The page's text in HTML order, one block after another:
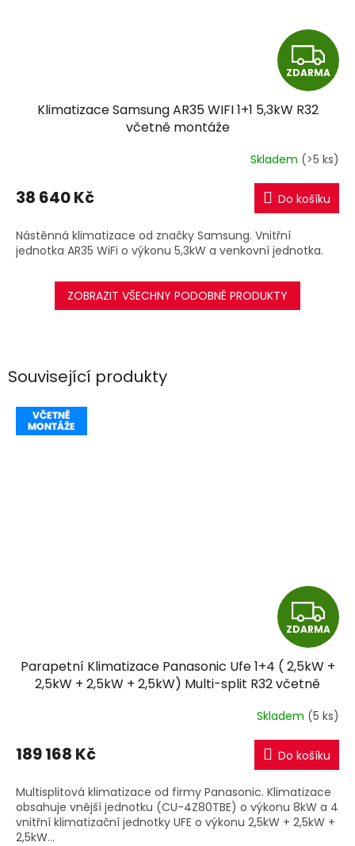
Související produkty
Z
D
A
R
M
A
ZDARMA
Parapetní Klimatizace Panasonic Ufe 1+4 ( 2,5kW +
2,5kW + 2,5kW + 2,5kW) Multi-split R32 včetně
Skladem (5 ks)
189 168 Kč Do košíku
Multisplitová klimatizace od firmy Panasonic. Klimatizace
obsahuje vnější jednotku (CU-4Z80TBE) o výkonu 8kW a 4
vnitřní klimatizační jednotky UFE o výkonu 2,5kW + 2,5kW +
2,5kW...
Z
D
R
M
A
ZDARMA
Klimatizace Samsung AR35 WIFI 1+1 5,3kW R32
včetně montáže
Skladem (>5 ks)
38 640 Kč Do košíku
Nástěnná klimatizace od značky Samsung. Vnitřní
jednotka AR35 WiFi o výkonu 5,3kW a venkovní jednotka.
ZOBRAZIT VŠECHNY PODOBNÉ PRODUKTY